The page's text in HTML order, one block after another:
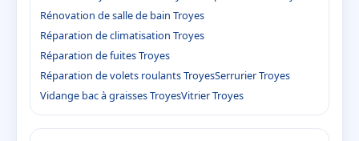
Rénovation de salle de bain Troyes
Réparation de climatisation Troyes
Réparation de fuites Troyes
Réparation de volets roulants TroyesSerrurier Troyes
Vidange bac à graisses TroyesVitrier Troyes